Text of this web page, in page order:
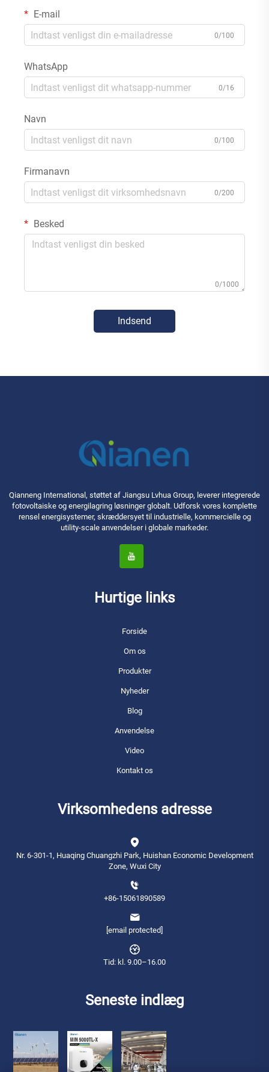
E-mail
0/100
WhatsApp
0/16
Navn
0/100
Firmanavn
0/200
Besked
0/1000
Indsend
Qianneng International, støttet af Jiangsu Lvhua Group, leverer integrerede
fotovoltaiske og energilagring løsninger globalt. Udforsk vores komplette
rensel energisystemer, skræddersyet til industrielle, kommercielle og
utility-scale anvendelser i globale markeder.
Hurtige links
Forside
Om os
Produkter
Nyheder
Blog
Anvendelse
Video
Kontakt os
Virksomhedens adresse
Nr. 6-301-1, Huaqing Chuangzhi Park, Huishan Economic Development
Zone, Wuxi City
+86-15061890589
[email protected]
Tid: kl. 9.00–16.00
Seneste indlæg